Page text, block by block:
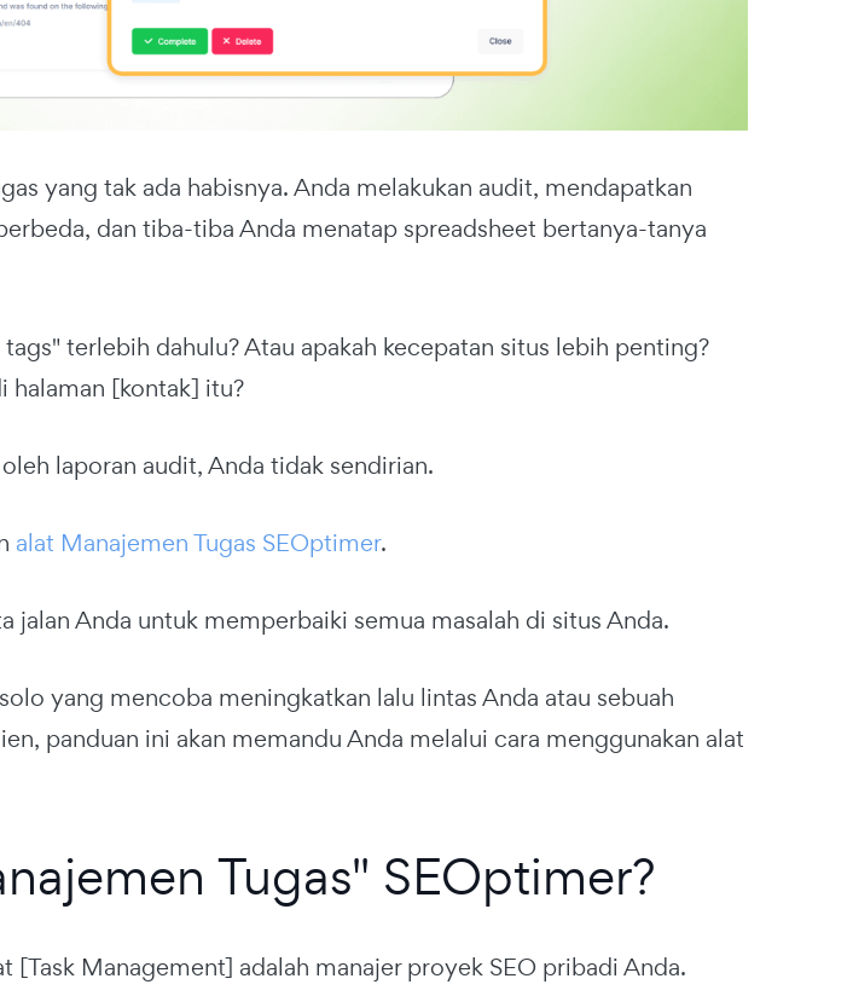
yang tak ada habisnya. Anda melakukan audit, mendapatkan
dan tiba-tiba Anda menatap spreadsheet bertanya-tanya
terlebih dahulu? Atau apakah kecepatan situs lebih penting?
halaman [kontak] itu?
laporan audit, Anda tidak sendirian.
alat Manajemen Tugas SEOptimer.
jalan Anda untuk memperbaiki semua masalah di situs Anda.
yang mencoba meningkatkan lalu lintas Anda atau sebuah
panduan ini akan memandu Anda melalui cara menggunakan alat
Tugas" SEOptimer?
[Task Management] adalah manajer proyek SEO pribadi Anda.